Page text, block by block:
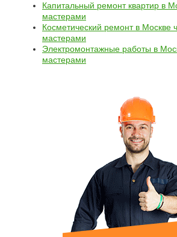
Капитальный ремонт квартир в
мастерами
Косметический ремонт в Москве
мастерами
Электромонтажные работы в
мастерами